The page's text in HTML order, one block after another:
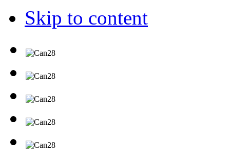
Skip to content